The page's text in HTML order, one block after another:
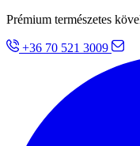
Prémium természetes
+36 70 521 3009